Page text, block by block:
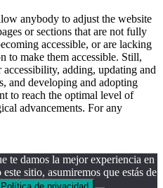
anybody to adjust the website
or sections that are not fully
accessible, or are lacking
to make them accessible. Still,
adding, updating and
and developing and adopting
to reach the optimal level of
advancements. For any
te damos la mejor experiencia en
sitio, asumiremos que estás de